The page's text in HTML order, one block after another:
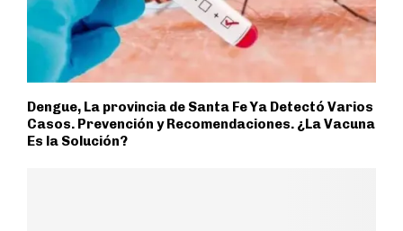
Dengue, La provincia de Santa Fe Ya Detectó Varios
Casos. Prevención y Recomendaciones. ¿La Vacuna
Es la Solución?